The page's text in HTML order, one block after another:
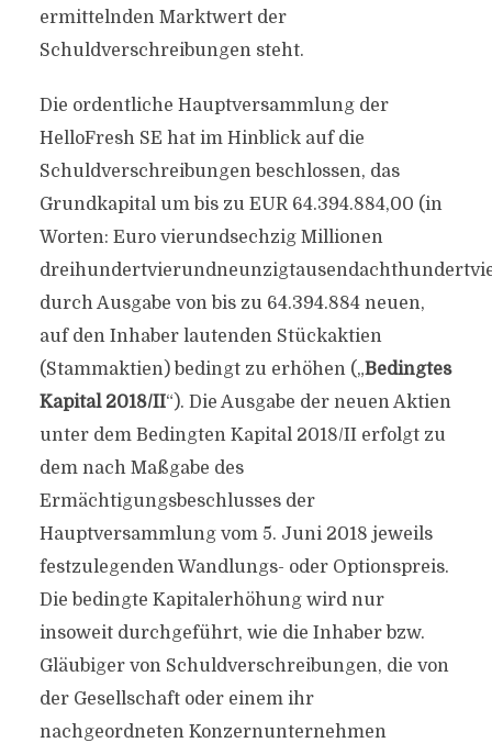
ermittelnden Marktwert der
Schuldverschreibungen steht.
Die ordentliche Hauptversammlung der
HelloFresh SE hat im Hinblick auf die
Schuldverschreibungen beschlossen, das
Grundkapital um bis zu EUR 64.394.884,00 (in
Worten: Euro vierundsechzig Millionen
durch Ausgabe von bis zu 64.394.884 neuen,
auf den Inhaber lautenden Stückaktien
(Stammaktien) bedingt zu erhöhen („Bedingtes
Kapital 2018/II“). Die Ausgabe der neuen Aktien
unter dem Bedingten Kapital 2018/II erfolgt zu
dem nach Maßgabe des
Ermächtigungsbeschlusses der
Hauptversammlung vom 5. Juni 2018 jeweils
festzulegenden Wandlungs- oder Optionspreis.
Die bedingte Kapitalerhöhung wird nur
insoweit durchgeführt, wie die Inhaber bzw.
Gläubiger von Schuldverschreibungen, die von
der Gesellschaft oder einem ihr
nachgeordneten Konzernunternehmen